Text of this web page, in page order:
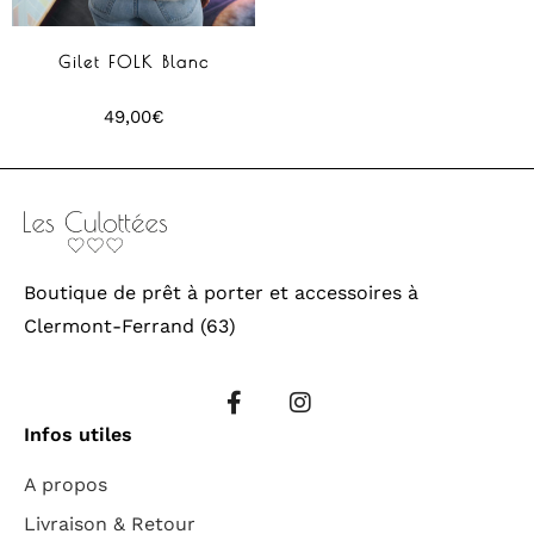
Gilet FOLK Blanc
49,00€
Boutique de prêt à porter et accessoires à
Clermont-Ferrand (63)
Infos utiles
A propos
Livraison & Retour